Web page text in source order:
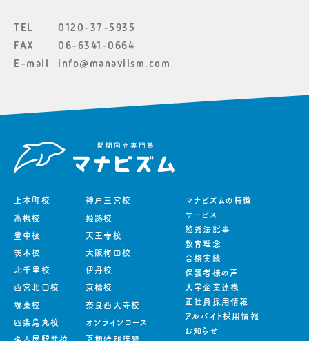
TEL
0120-37-5935
FAX
06-6341-0664
E-mail
info@manaviism.com
上本町校
高槻校
豊中校
茨木校
北千里校
西宮北口校
堺東校
四条烏丸校
神戸三宮校
姫路校
天王寺校
大阪梅田校
伊丹校
京橋校
奈良西大寺校
オンラインコース
マナビズムの特徴
サービス
勉強法記事
教育理念
合格実績
保護者様の声
大学企業連携
正社員採用情報
アルバイト採用情報
お知らせ